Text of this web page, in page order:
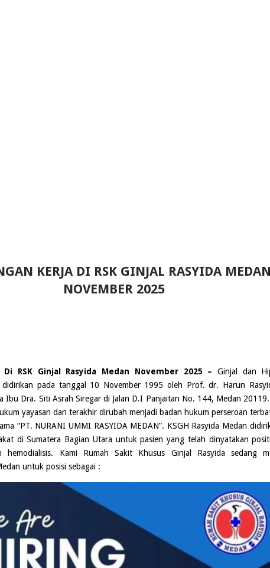
KERJA DI RSK GINJAL RASYIDA MEDAN
NOVEMBER 2025
Di RSK Ginjal Rasyida Medan November 2025 – Ginjal dan
didirikan pada tanggal 10 November 1995 oleh Prof. dr. Harun
Ibu Dra. Siti Asrah Siregar di Jalan D.I Panjaitan No. 144, Medan 20119.
yayasan dan terakhir dirubah menjadi badan hukum perseroan
“PT. NURANI UMMI RASYIDA MEDAN”. KSGH Rasyida Medan
di Sumatera Bagian Utara untuk pasien yang telah dinyatakan
hemodialisis. Kami RumahSakit Khusus Ginjal Rasyida sedang
untuk posisi sebagai :